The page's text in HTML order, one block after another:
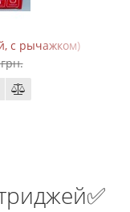
с рычажком)